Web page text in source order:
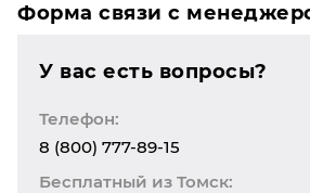
Форма связи с
У вас есть вопросы?
Телефон:
8 (800) 777-89-15
Бесплатный из Томск: